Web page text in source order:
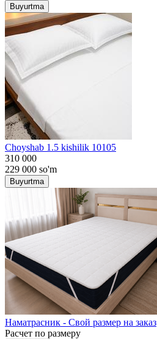
Buyurtma
Choyshab 1.5 kishilik 10105
310 000
229 000 so'm
Buyurtma
Наматрасник - Свой размер на заказ
Расчет по размеру